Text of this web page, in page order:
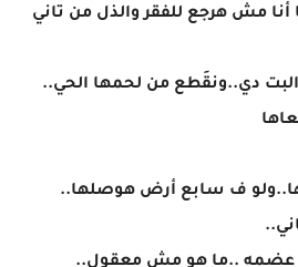
أنا مش هرجع للفقر والذل من تاني
دي..ونقَطع من لحمها الحي..
ف سابع أرض هوصلها..
..ما هو مش معقول..